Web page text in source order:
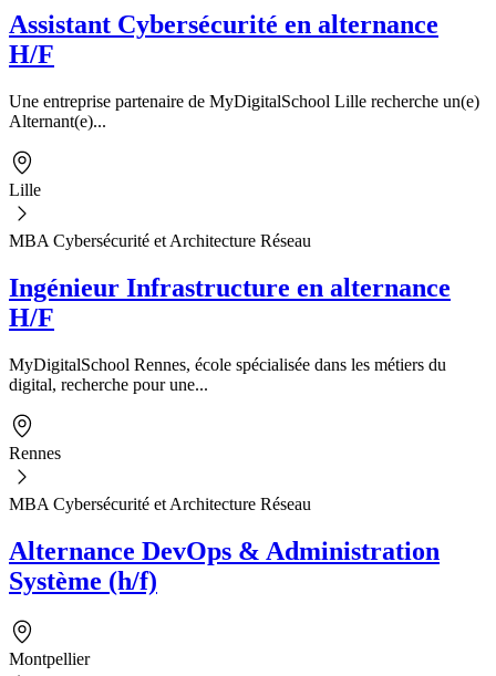
Assistant Cybersécurité en alternance
H/F
Une entreprise partenaire de MyDigitalSchool Lille recherche un(e)
Alternant(e)...
Lille
MBA Cybersécurité et Architecture Réseau
Ingénieur Infrastructure en alternance
H/F
MyDigitalSchool Rennes, école spécialisée dans les métiers du
digital, recherche pour une...
Rennes
MBA Cybersécurité et Architecture Réseau
Alternance DevOps & Administration
Système (h/f)
Montpellier